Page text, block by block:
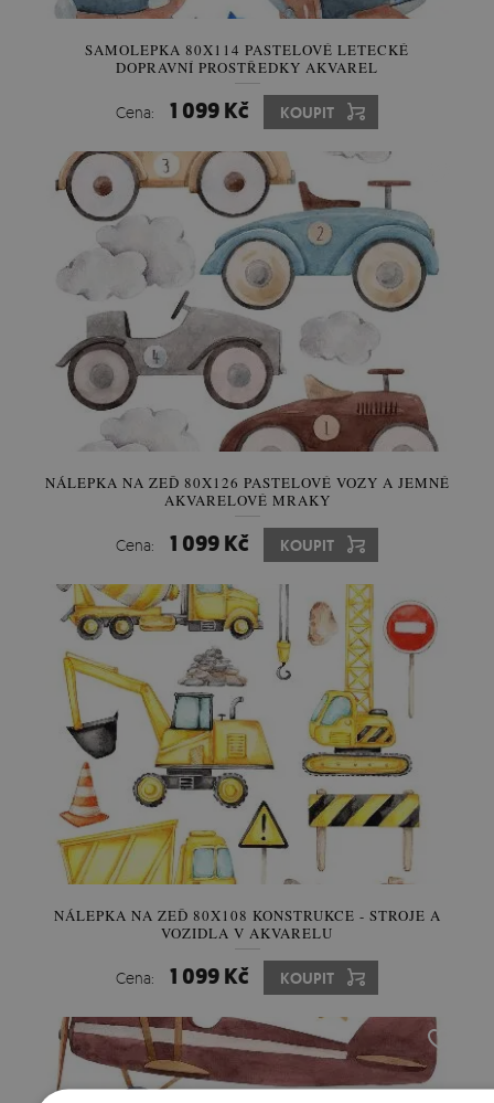
SAMOLEPKA 80X114 PASTELOVÉ LETECKÉ
DOPRAVNÍ PROSTŘEDKY AKVAREL
Cena: 1 099 Kč KOUPIT
NÁLEPKA NA ZEĎ 80X126 PASTELOVÉ VOZY A JEMNÉ
AKVARELOVÉ MRAKY
Cena: 1 099 Kč KOUPIT
NÁLEPKA NA ZEĎ 80X108 KONSTRUKCE - STROJE A
VOZIDLA V AKVARELU
Cena: 1 099 Kč KOUPIT